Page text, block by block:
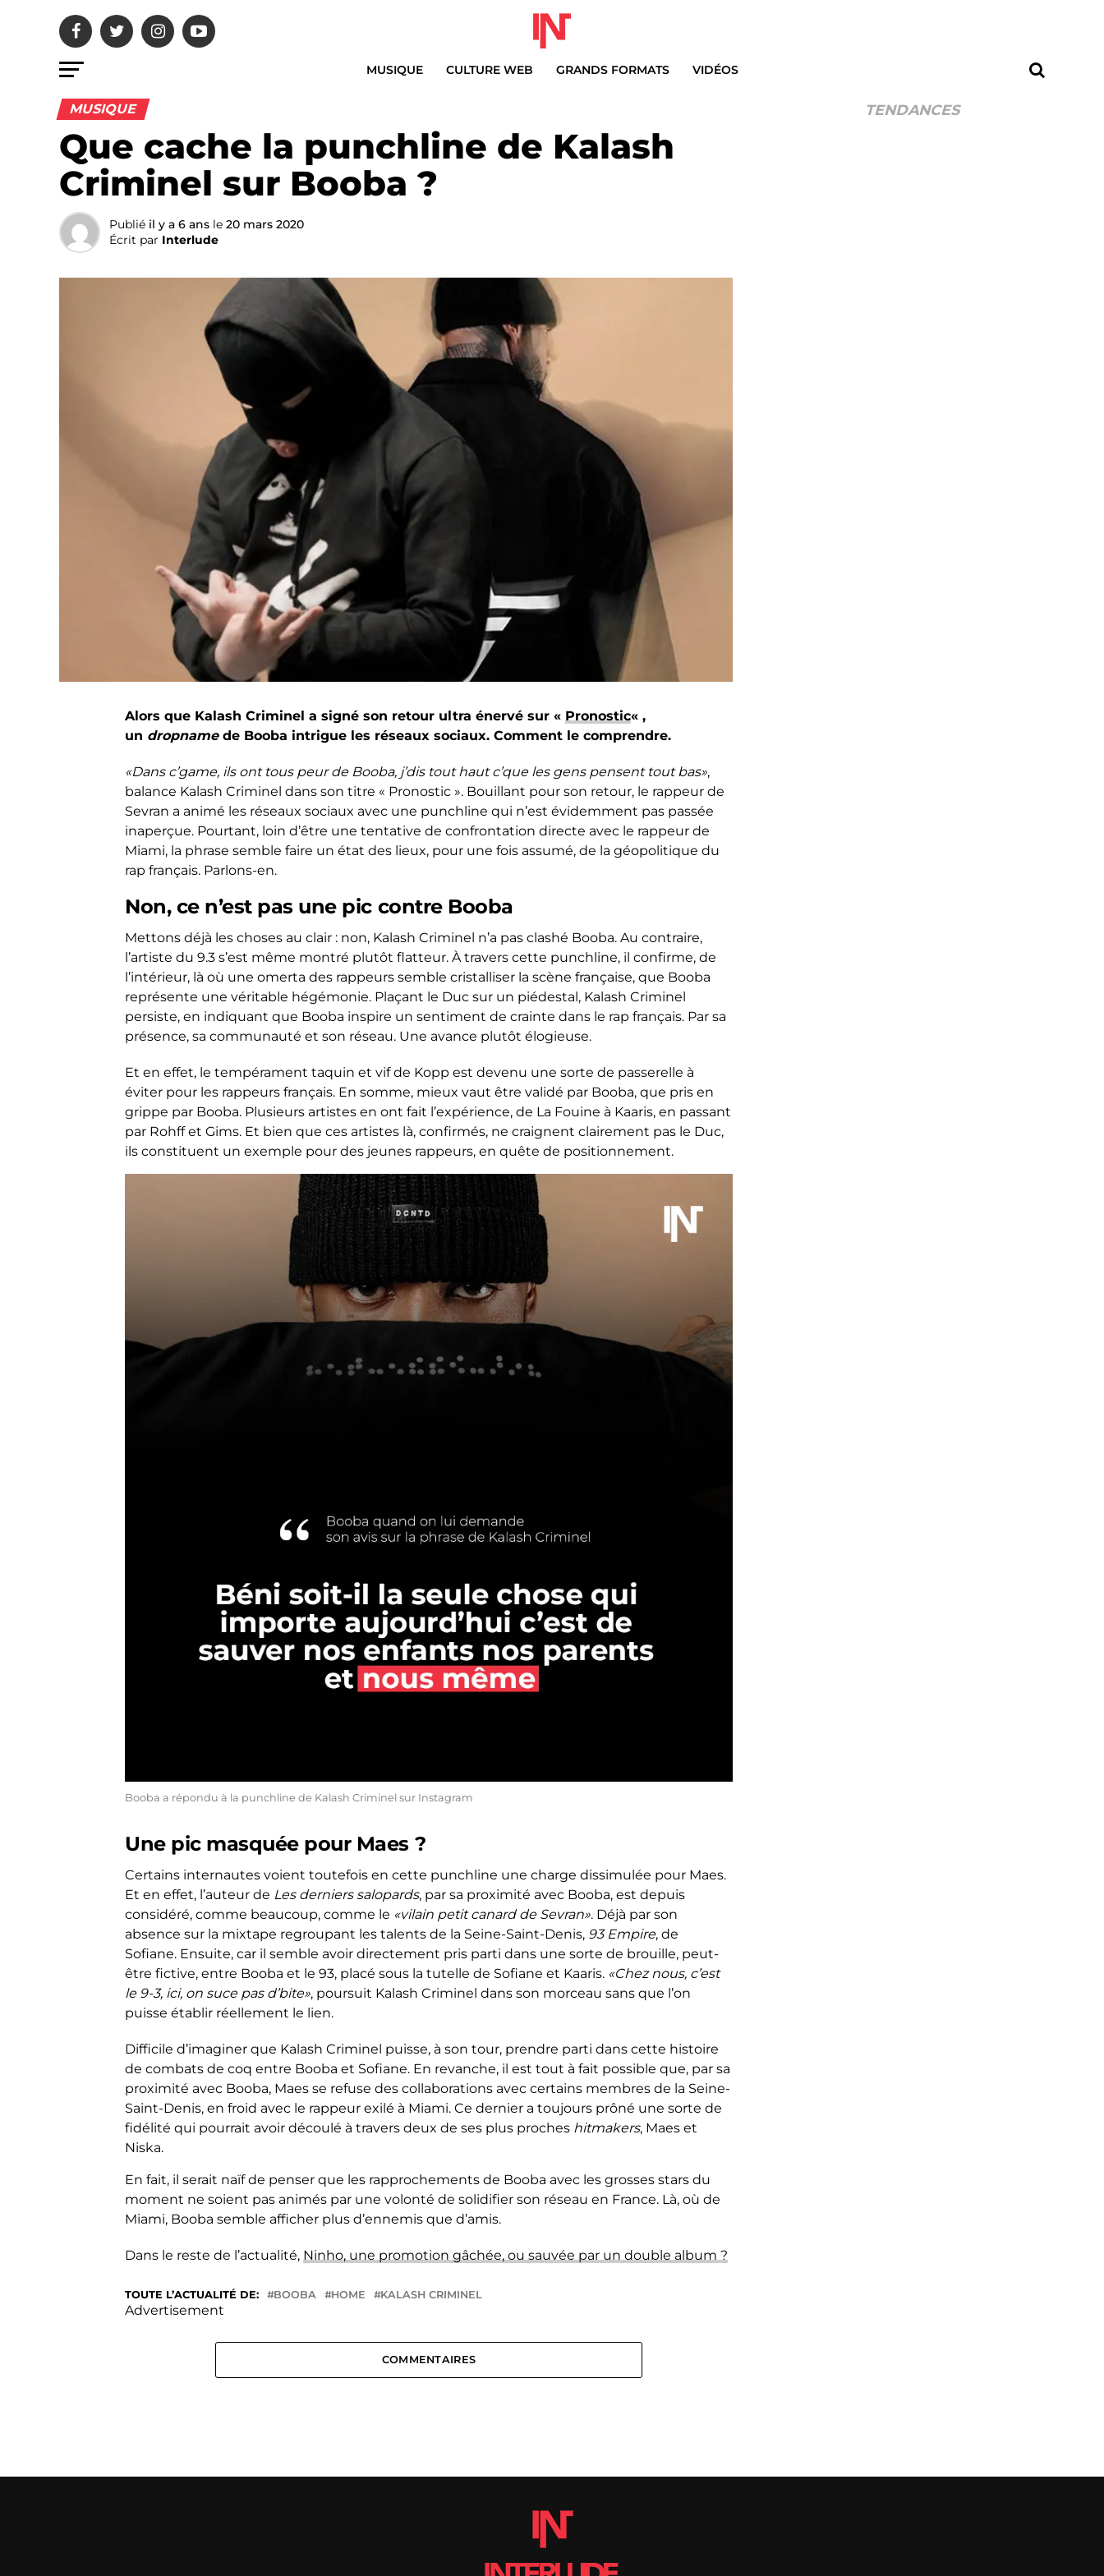
MUSIQUE CULTURE WEB GRANDS FORMATS VIDÉOS
MUSIQUE
Que cache la punchline de Kalash
Criminel sur Booba ?
Publié il y a 6 ans le 20 mars 2020
Écrit par Interlude
Alors que Kalash Criminel a signé son retour ultra énervé sur « Pronostic« ,
un dropname de Booba intrigue les réseaux sociaux. Comment le comprendre.
«Dans c’game, ils ont tous peur de Booba, j’dis tout haut c’que les gens pensent tout bas»,
balance Kalash Criminel dans son titre « Pronostic ». Bouillant pour son retour, le rappeur de
Sevran a animé les réseaux sociaux avec une punchline qui n’est évidemment pas passée
inaperçue. Pourtant, loin d’être une tentative de confrontation directe avec le rappeur de
Miami, la phrase semble faire un état des lieux, pour une fois assumé, de la géopolitique du
rap français. Parlons-en.
Non, ce n’est pas une pic contre Booba
Mettons déjà les choses au clair : non, Kalash Criminel n’a pas clashé Booba. Au contraire,
l’artiste du 9.3 s’est même montré plutôt flatteur. À travers cette punchline, il confirme, de
l’intérieur, là où une omerta des rappeurs semble cristalliser la scène française, que Booba
représente une véritable hégémonie. Plaçant le Duc sur un piédestal, Kalash Criminel
persiste, en indiquant que Booba inspire un sentiment de crainte dans le rap français. Par sa
présence, sa communauté et son réseau. Une avance plutôt élogieuse.
Et en effet, le tempérament taquin et vif de Kopp est devenu une sorte de passerelle à
éviter pour les rappeurs français. En somme, mieux vaut être validé par Booba, que pris en
grippe par Booba. Plusieurs artistes en ont fait l’expérience, de La Fouine à Kaaris, en passant
par Rohff et Gims. Et bien que ces artistes là, confirmés, ne craignent clairement pas le Duc,
ils constituent un exemple pour des jeunes rappeurs, en quête de positionnement.
Booba a répondu à la punchline de Kalash Criminel sur Instagram
Une pic masquée pour Maes ?
Certains internautes voient toutefois en cette punchline une charge dissimulée pour Maes.
Et en effet, l’auteur de Les derniers salopards, par sa proximité avec Booba, est depuis
considéré, comme beaucoup, comme le «vilain petit canard de Sevran». Déjà par son
absence sur la mixtape regroupant les talents de la Seine-Saint-Denis, 93 Empire, de
Sofiane. Ensuite, car il semble avoir directement pris parti dans une sorte de brouille, peut-
être fictive, entre Booba et le 93, placé sous la tutelle de Sofiane et Kaaris. «Chez nous, c’est
le 9-3, ici, on suce pas d’bite», poursuit Kalash Criminel dans son morceau sans que l’on
puisse établir réellement le lien.
Difficile d’imaginer que Kalash Criminel puisse, à son tour, prendre parti dans cette histoire
de combats de coq entre Booba et Sofiane. En revanche, il est tout à fait possible que, par sa
proximité avec Booba, Maes se refuse des collaborations avec certains membres de la Seine-
Saint-Denis, en froid avec le rappeur exilé à Miami. Ce dernier a toujours prôné une sorte de
fidélité qui pourrait avoir découlé à travers deux de ses plus proches hitmakers, Maes et
Niska.
En fait, il serait naïf de penser que les rapprochements de Booba avec les grosses stars du
moment ne soient pas animés par une volonté de solidifier son réseau en France. Là, où de
Miami, Booba semble afficher plus d’ennemis que d’amis.
Dans le reste de l’actualité, Ninho, une promotion gâchée, ou sauvée par un double album ?
TOUTE L’ACTUALITÉ DE: BOOBA HOME KALASH CRIMINEL
Advertisement
COMMENTAIRES
TENDANCES